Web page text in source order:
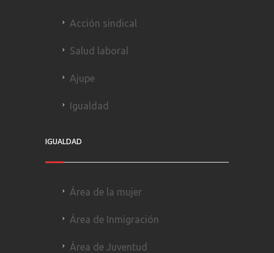
Acción sindical
Salud laboral
Ajupe
Igualdad
IGUALDAD
Área de la mujer
Área de Inmigración
Área de Juventud